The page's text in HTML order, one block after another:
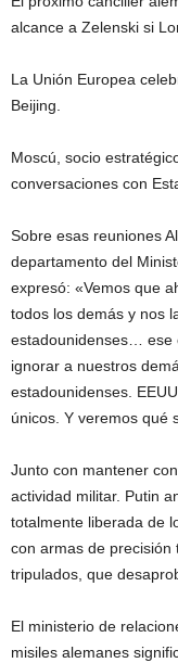
alcance a Zelenski si
La Unión Europea
Beijing.
Moscú, socio
conversaciones con
Sobre esas reuniones
departamento del
expresó: «Vemos que
todos los demás y nos
estadounidenses… ese
ignorar a nuestros
estadounidenses.
únicos. Y veremos qué
Junto con mantener
actividad militar. Putin
totalmente liberada de
con armas de
tripulados, que
El ministerio de
misiles alemanes